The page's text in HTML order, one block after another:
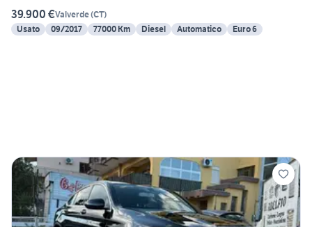
39.900 €Valverde(CT)
Usato
09/2017 77000 Km Diesel Automatico Euro 6